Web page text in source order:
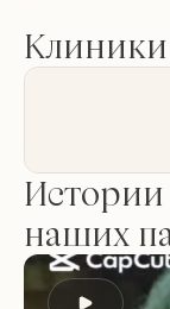
Клиники
Истории
наших